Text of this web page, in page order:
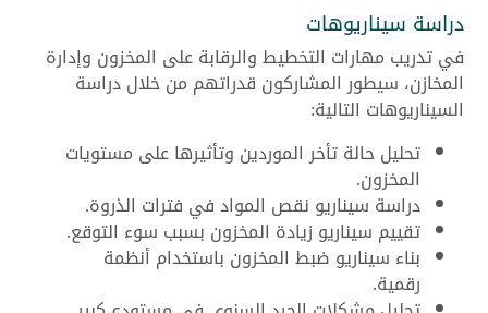
دراسة سيناريوهات
في تدريب مهارات التخطيط والرقابة على المخزون وإدارة
المخازن، سيطور المشاركون قدراتهم من خلال دراسة
السيناريوهات التالية:
تحليل حالة تأخر الموردين وتأثيرها على مستويات
المخزون.
دراسة سيناريو نقص المواد في فترات الذروة.
تقييم سيناريو زيادة المخزون بسبب سوء التوقع.
بناء سيناريو ضبط المخزون باستخدام أنظمة
رقمية.